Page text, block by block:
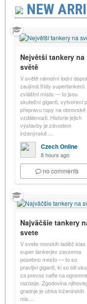
NEW
Největší tankery na
světě
V světě námořní lodní
zaujímá třídy supertankerů
zvláštní místo — to jsou
skuteční giganti, vytvoření
přepravu ropy na obrovské
vzdálenosti. Historie jejich
výstavby je závodem
inženýrské …
Czech Online
8 hours ago
no comments
Najväčšie tankery
svete
V svete morskih ladišč klas
super tankerjev zavzema
posebno mesto — to so
pravljivi giganti, ki so bili
za prevoz nafte na ogromne
razdalje. Zgodovina
gradnje je utrka inženirskih
mis…